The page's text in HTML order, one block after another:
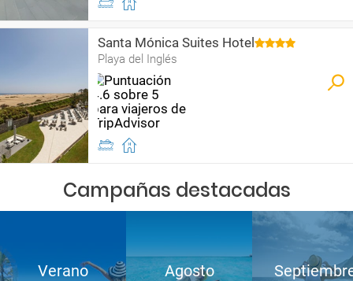
Santa Mónica Suites Hotel
Playa del Inglés
Campañas destacadas
Verano Agosto